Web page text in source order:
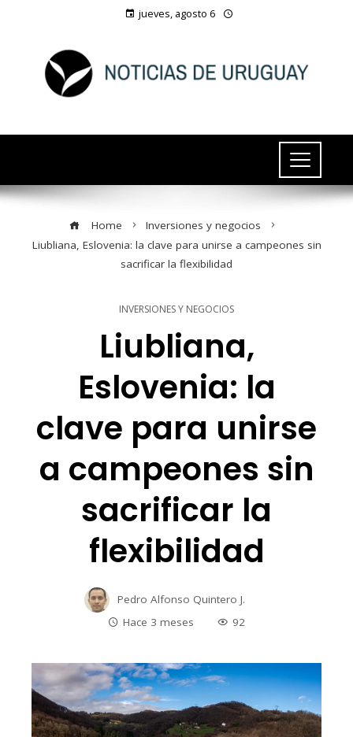
jueves, agosto 6
Home
Inversiones y negocios
Liubliana, Eslovenia: la clave para unirse a campeones sin
sacrificar la flexibilidad
INVERSIONES Y NEGOCIOS
Liubliana,
Eslovenia: la
clave para unirse
a campeones sin
sacrificar la
flexibilidad
Pedro Alfonso Quintero J.
Hace 3 meses
92